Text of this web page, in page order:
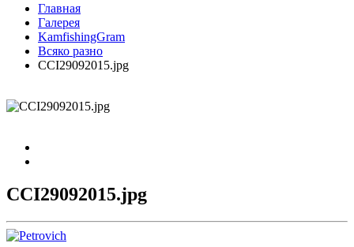
Главная
Галерея
KamfishingGram
Всяко разно
CCI29092015.jpg
CCI29092015.jpg